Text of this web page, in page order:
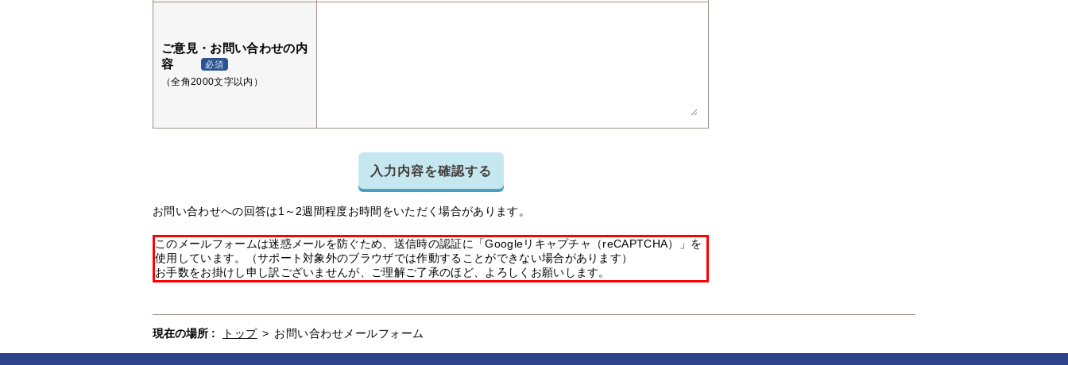
ご意見・お問い合わせの内
容
必須
（全角2000文字以内）
入力内容を確認する
お問い合わせへの回答は1～2週間程度お時間をいただく場合があります。
このメールフォームは迷惑メールを防ぐため、送信時の認証に「Googleリキャプチャ（reCAPTCHA）」を
使用しています。（サポート対象外のブラウザでは作動することができない場合があります）
お手数をお掛けし申し訳ございませんが、ご理解ご了承のほど、よろしくお願いします。
現在の場所 : トップ > お問い合わせメールフォーム